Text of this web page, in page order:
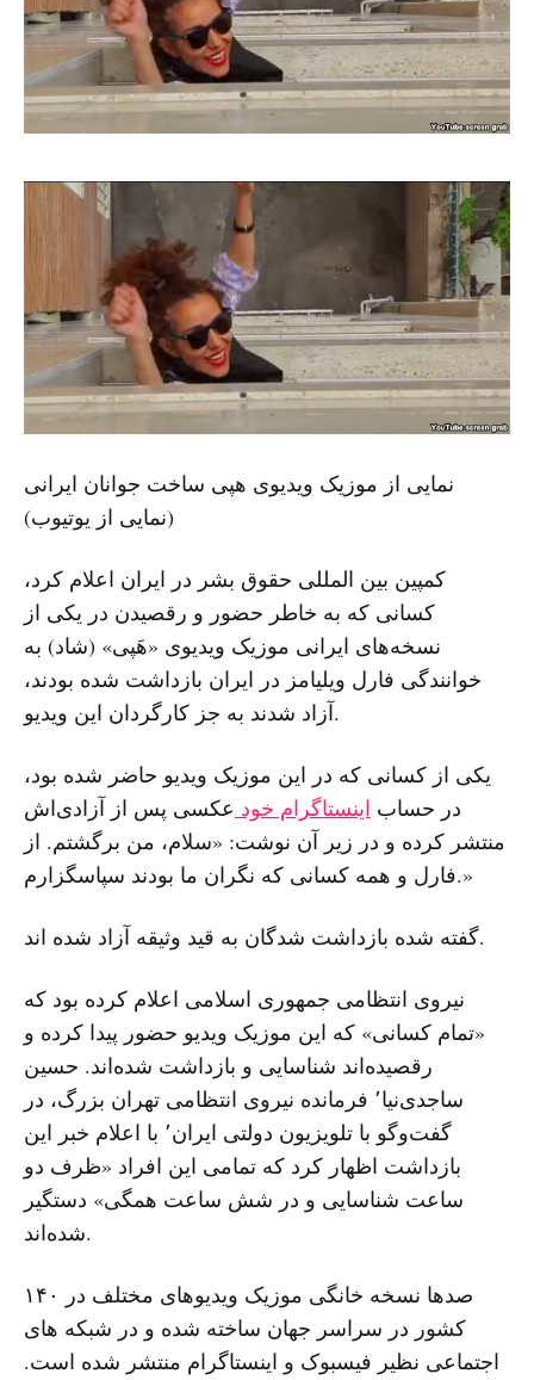
نمایی از موزیک ویدیوی هپی ساخت جوانان ایرانی
(نمایی از یوتیوب)
کمپین بین المللی حقوق بشر در ایران اعلام کرد،
کسانی که به خاطر حضور و رقصیدن در یکی از
نسخه‌های ایرانی موزیک ویدیوی «هَپی» (شاد) به
خوانندگی فارل ویلیامز در ایران بازداشت شده بودند،
آزاد شدند به جز کارگردان این ویدیو.
یکی از کسانی که در این موزیک ویدیو حاضر شده بود،
در حساب اینستاگرام خود عکسی پس از آزادی‌اش
منتشر کرده و در زیر آن نوشت: «سلام، من برگشتم. از
فارل و همه کسانی که نگران ما بودند سپاسگزارم.»
گفته شده بازداشت شدگان به قید وثیقه آزاد شده اند.
نیروی انتظامی جمهوری اسلامی اعلام کرده بود که
«تمام کسانی» که این موزیک ویدیو حضور پیدا کرده و
رقصیده‌اند شناسایی و بازداشت شده‌اند. حسین
ساجدی‌نیا٬ فرمانده نیروی انتظامی تهران بزرگ، در
گفت‌و‌گو با تلویزیون دولتی ایران٬ با اعلام خبر این
بازداشت اظهار کرد که تمامی این افراد «ظرف دو
ساعت شناسایی و در شش ساعت همگی» دستگیر
شده‌اند.
صدها نسخه خانگی موزیک ویدیوهای مختلف در ۱۴۰
کشور در سراسر جهان ساخته شده و در شبکه های
اجتماعی نظیر فیسبوک و اینستاگرام منتشر شده است.